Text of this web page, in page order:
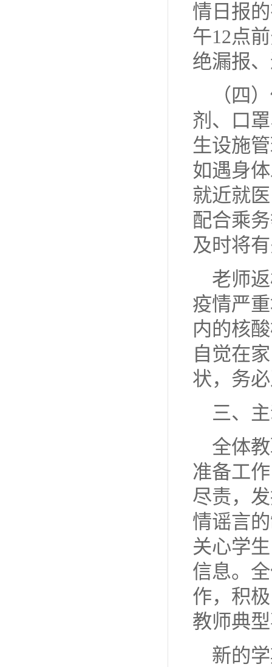
情日报
午12点
绝漏报
（四
剂、口
生设施
如遇身
就近就
配合乘
及时将
老师
疫情严
内的核
自觉在
状，务
三、
全体
准备工
尽责，
情谣言
关心学
信息。
作，积
教师典
新的